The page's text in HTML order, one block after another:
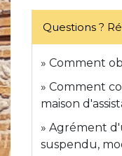
Questions ?
Comment
Comment
maison
Agrément
suspendu,